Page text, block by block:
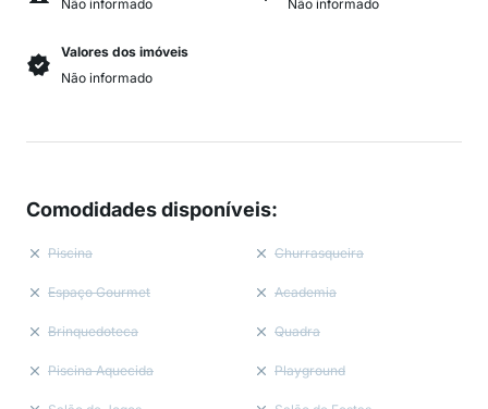
Não informado
Não informado
Valores dos imóveis
Não informado
Comodidades disponíveis:
Piscina Churrasqueira
Espaço Gourmet Academia
Brinquedoteca Quadra
Piscina Aquecida Playground